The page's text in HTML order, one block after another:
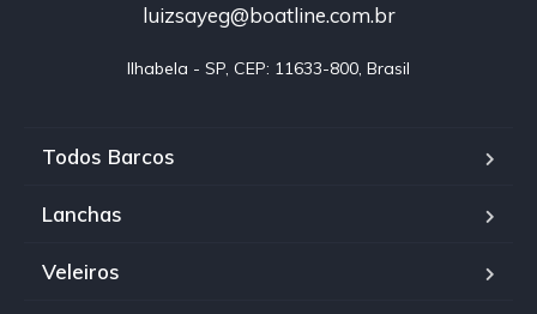
luizsayeg@boatline.com.br
Ilhabela - SP, CEP: 11633-800, Brasil
Todos Barcos
Lanchas
Veleiros